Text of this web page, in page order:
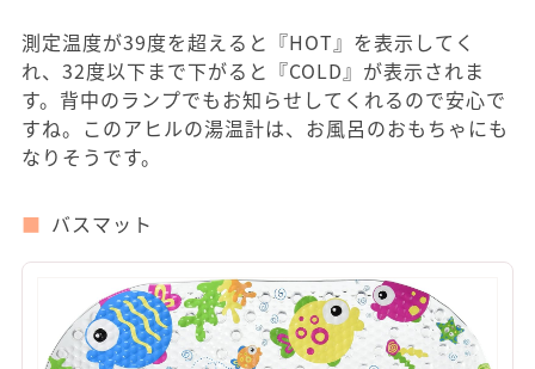
測定温度が39度を超えると『HOT』を表示してく
れ、32度以下まで下がると『COLD』が表示されま
す。背中のランプでもお知らせしてくれるので安心で
すね。このアヒルの湯温計は、お風呂のおもちゃにも
なりそうです。
バスマット